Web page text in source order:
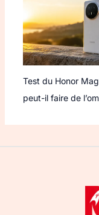
Test du Honor
peut-il faire de